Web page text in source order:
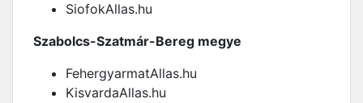
SiofokAllas.hu
Szabolcs-Szatmár-Bereg megye
FehergyarmatAllas.hu
KisvardaAllas.hu